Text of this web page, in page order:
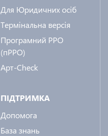
Для Юридичних осіб
Термінальна версія
Програмний РРО
(пРРО)
Арт-Check
ПІДТРИМКА
Допомога
База знань